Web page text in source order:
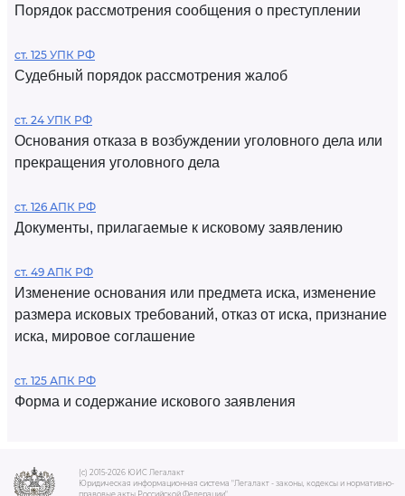
Порядок рассмотрения сообщения о преступлении
ст. 125 УПК РФ
Судебный порядок рассмотрения жалоб
ст. 24 УПК РФ
Основания отказа в возбуждении уголовного дела или
прекращения уголовного дела
ст. 126 АПК РФ
Документы, прилагаемые к исковому заявлению
ст. 49 АПК РФ
Изменение основания или предмета иска, изменение
размера исковых требований, отказ от иска, признание
иска, мировое соглашение
ст. 125 АПК РФ
Форма и содержание искового заявления
(c) 2015-2026 ЮИС Легалакт
Юридическая информационная система "Легалакт - законы, кодексы и нормативно-
правовые акты Российской Федерации"